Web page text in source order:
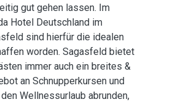
gut gehen lassen. Im
Hotel Deutschland im
sind hierfür die idealen
worden. Sagasfeld bietet
immer auch ein breites &
an Schnupperkursen und
Wellnessurlaub abrunden,